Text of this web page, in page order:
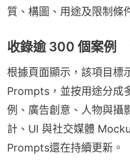
質、構圖、用途及限制條
收錄逾 300 個案例
根據頁面顯示，該項目標
Prompts，並按用途分成
例、廣告創意、人物與攝
計、UI 與社交媒體
Prompts還在持續更新。